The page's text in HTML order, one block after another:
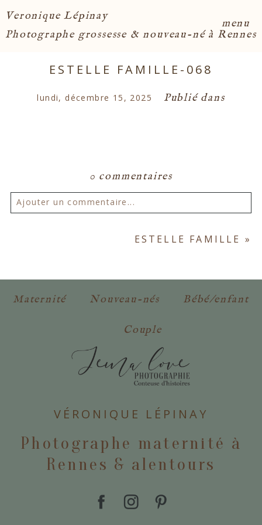
menu
Veronique Lépinay
Photographe grossesse & nouveau-né à Rennes
ESTELLE FAMILLE-068
lundi, décembre 15, 2025 Publié dans
0 commentaires
Ajouter un commentaire...
jamais publié ou partagé.
ESTELLE FAMILLE »
Maternité Nouveau-nés Bébé/enfant
Couple
VÉRONIQUE LÉPINAY
Photographe maternité à
Rennes & alentours